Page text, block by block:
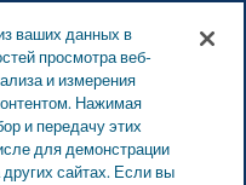
продуктов
Brontex
ваших данных в
просмотра веб-
и измерения
Нажимая
и передачу этих
для демонстрации
сайтах. Если вы